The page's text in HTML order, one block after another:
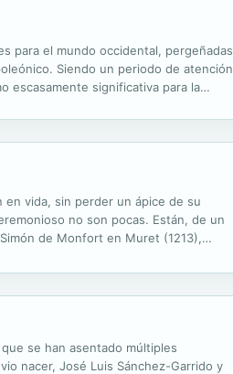
para el mundo occidental, pergeñadas
Siendo un periodo de atención
escasamente significativa para la
en vida, sin perder un ápice de su
no son pocas. Están, de un
de Monfort en Muret (1213),
se han asentado múltiples
nacer, José Luis Sánchez-Garrido y